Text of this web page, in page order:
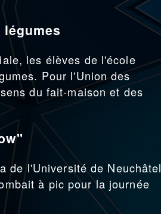
les élèves de l'école
Pour l'Union des
du fait-maison et des
de l'Université de
à pic pour la journée